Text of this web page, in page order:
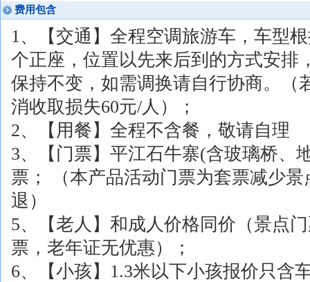
费用包含
1、【交通】全程空调旅游车，车型
个正座，位置以先来后到的方式安排
保持不变，如需调换请自行协商。（
消收取损失60元/人）；
2、【用餐】全程不含餐，敬请自理
3、【门票】平江石牛寨(含玻璃桥、
票； （本产品活动门票为套票减少
退）
5、【老人】和成人价格同价（景点
票，老年证无优惠）；
6、【小孩】1.3米以下小孩报价只含